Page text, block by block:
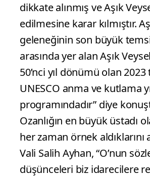
dikkate alınmış ve Aşık
edilmesine karar kılmıştır.
geleneğinin son büyük
arasında yer alan Aşık
50’nci yıl dönümü olan
UNESCO anma ve kutlama
programındadır” diye
Ozanlığın en büyük üstadı
her zaman örnek aldıklarını
Vali Salih Ayhan, “O’nun
düşünceleri biz idarecilere